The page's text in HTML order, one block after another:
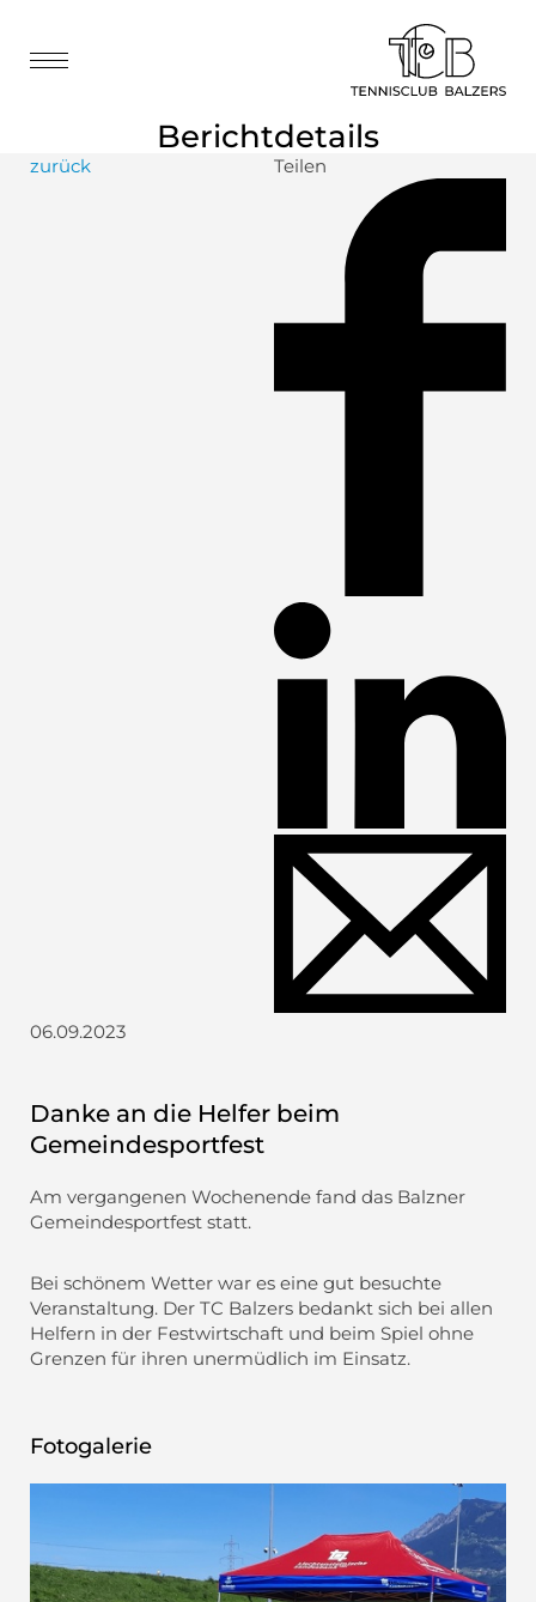
Berichtdetails
zurück Teilen
06.09.2023
Danke an die Helfer beim
Gemeindesportfest
Am vergangenen Wochenende fand das Balzner
Gemeindesportfest statt.
Bei schönem Wetter war es eine gut besuchte
Veranstaltung. Der TC Balzers bedankt sich bei allen
Helfern in der Festwirtschaft und beim Spiel ohne
Grenzen für ihren unermüdlich im Einsatz.
Fotogalerie